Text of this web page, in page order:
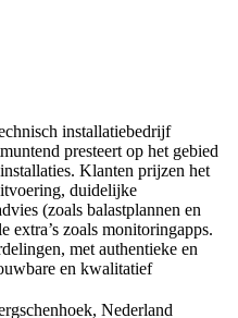
installatiebedrijf
presteert op het gebied
Klanten prijzen het
duidelijke
(zoals balastplannen en
extra’s zoals monitoringapps.
met authentieke en
en kwalitatief
Nederland